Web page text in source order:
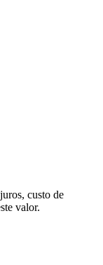
custo de
valor.